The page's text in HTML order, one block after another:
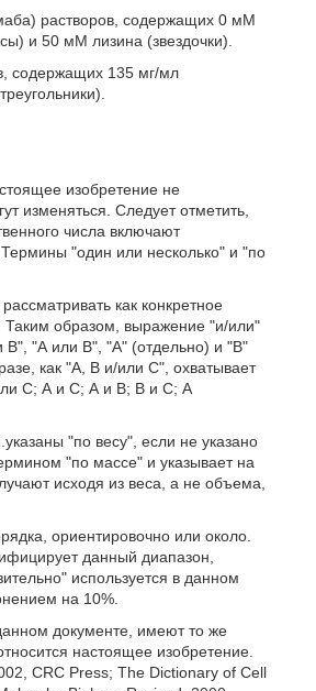
растворов, содержащих 0 мМ
и 50 мМ лизина (звездочки).
содержащих 135 мг/мл
изобретение не
изменяться. Следует отметить,
числа включают
"один или несколько" и "по
как конкретное
Таким образом, выражение "и/или"
В", "А или В", "А" (отдельно) и "В"
как "А, В и/или С", охватывает
С; А и С; А и В; В и С; А
"по весу", если не указано
"по массе" и указывает на
исходя из веса, а не объема,
ориентировочно или около.
данный диапазон,
используется в данном
на 10%.
документе, имеют то же
настоящее изобретение.
CRC Press; The Dictionary of Cell